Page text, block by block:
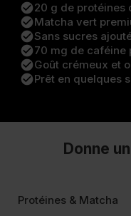
check_circle20 g de protéines
check_circleMatcha vert
check_circleSans sucres
check_circle70 mg de caféine
check_circleGoût crémeux et
check_circlePrêt en quelques
Donne
Protéines & Matcha